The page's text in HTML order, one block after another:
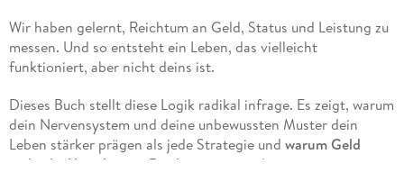
Wir haben gelernt, Reichtum an Geld, Status und Leistung zu
messen. Und so entsteht ein Leben, das vielleicht
funktioniert, aber nicht deins ist.
Dieses Buch stellt diese Logik radikal infrage. Es zeigt, warum
dein Nervensystem und deine unbewussten Muster dein
Leben stärker prägen als jede Strategie und warum Geld
nicht die Ursache von Reichtum ist,
sondern sein